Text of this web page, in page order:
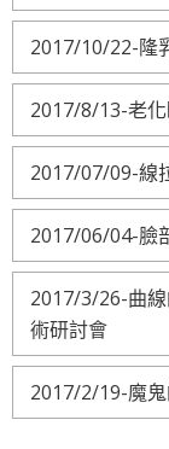
2017/10/22-隆
2017/8/13-老
2017/07/09-線
2017/06/04-臉
2017/3/26-曲
術研討會
2017/2/19-魔